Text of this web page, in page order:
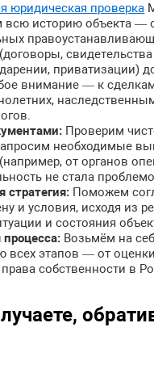
юридическая проверка
всю историю объекта —
приватизации)
внимание — к
Проверим
необходимые
от органов
не стала
стратегия: Поможем
и условия, исходя из
и состояния
процесса: Возьмём на
всех этапов — от
собственности в